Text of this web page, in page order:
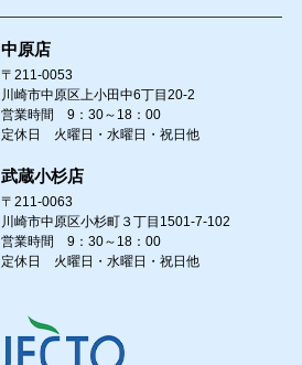
中原店
〒211-0053
川崎市中原区上小田中6丁目20-2
営業時間 9：30～18：00
定休日 火曜日・水曜日・祝日他
武蔵小杉店
〒211-0063
川崎市中原区小杉町３丁目1501-7-102
営業時間 9：30～18：00
定休日 火曜日・水曜日・祝日他